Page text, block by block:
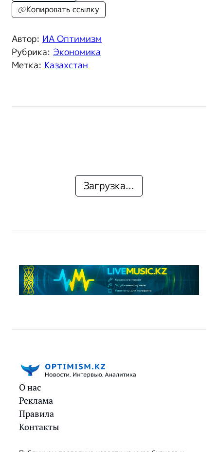
Автор: ИА Оптимизм
Рубрика: Экономика
Метка: Казахстан
Копировать ссылку
Загрузка...
О нас
Реклама
Правила
Контакты